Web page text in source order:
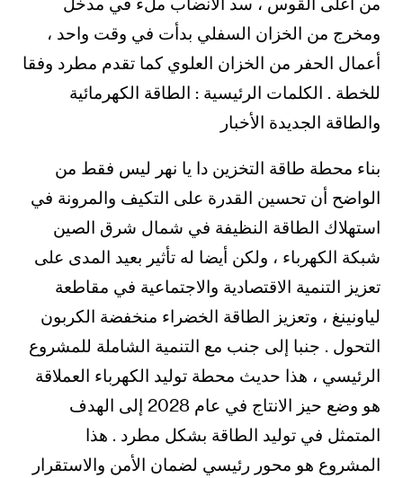
ومخرج من الخزان السفلي بدأت في وقت واحد ،
أعمال الحفر من الخزان العلوي كما تقدم مطرد وفقا
للخطة . الكلمات الرئيسية : الطاقة الكهرمائية
والطاقة الجديدة الأخبار
بناء محطة طاقة التخزين دا يا نهر ليس فقط من
الواضح أن تحسين القدرة على التكيف والمرونة في
استهلاك الطاقة النظيفة في شمال شرق الصين
شبكة الكهرباء ، ولكن أيضا له تأثير بعيد المدى على
تعزيز التنمية الاقتصادية والاجتماعية في مقاطعة
لياونينغ ، وتعزيز الطاقة الخضراء منخفضة الكربون
التحول . جنبا إلى جنب مع التنمية الشاملة للمشروع
الرئيسي ، هذا حديث محطة توليد الكهرباء العملاقة
هو وضع حيز الانتاج في عام 2028 إلى الهدف
المتمثل في توليد الطاقة بشكل مطرد . هذا
المشروع هو محور رئيسي لضمان الأمن والاستقرار